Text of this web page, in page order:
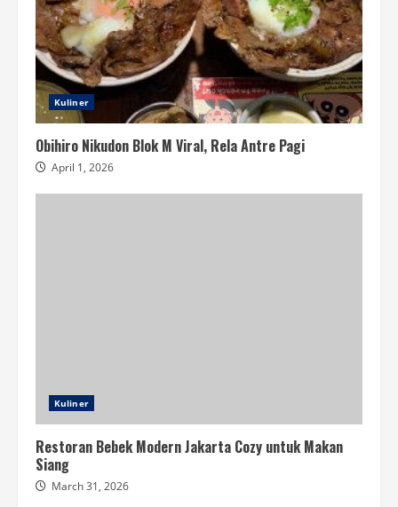
Kuliner
Obihiro Nikudon Blok M Viral, Rela Antre Pagi
April 1, 2026
Kuliner
Restoran Bebek Modern Jakarta Cozy untuk Makan
Siang
March 31, 2026